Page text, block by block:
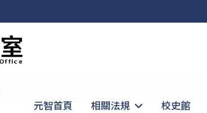
元智首頁 相關法規 校史館